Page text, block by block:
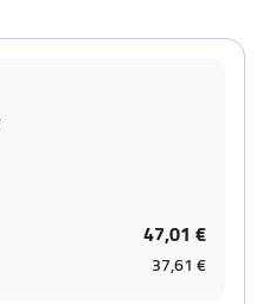
47,01 €
37,61 €